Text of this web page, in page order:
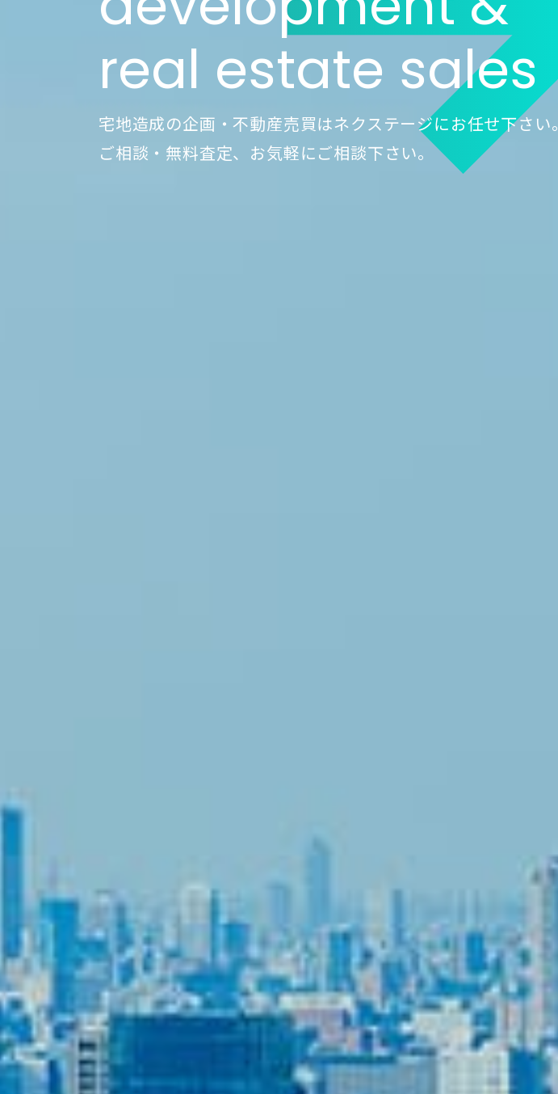
real estate sales
宅地造成の企画・不動産売買はネクステージにお任せ下さい。
ご相談・無料査定、お気軽にご相談下さい。